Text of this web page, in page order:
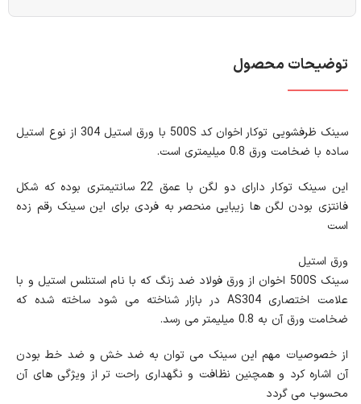
توضیحات محصول
سینک ظرفشویی توکار اخوان کد 500S با ورق استیل 304 از نوع استیل
ساده با ضخامت ورق 0.8 میلیمتری است.
این سینک توکار دارای دو لگن با عمق 22 سانتیمتری بوده که شکل
فانتزی بودن لگن ها زیبایی منحصر به فردی برای این سینک رقم زده
است
ورق استیل
سینک 500S اخوان از ورق فولاد ضد زنگ که با نام استنلس استیل و با
علامت اختصاری AS304 در بازار شناخته می شود ساخته شده که
ضخامت ورق آن به 0.8 میلیمتر می رسد.
از خصوصیات مهم این سینک می توان به ضد خش و ضد خط بودن
آن اشاره کرد و همچنین نظافت و نگهداری راحت تر از ویژگی های آن
محسوب می گردد